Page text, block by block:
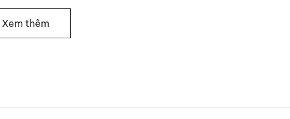
vắc-xin cho coronavirus đã thúc đẩy một cuộc cách mạng
Xem thêm